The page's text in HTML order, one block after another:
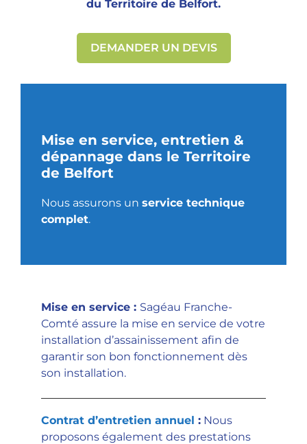
du Territoire de Belfort.
DEMANDER UN DEVIS
Mise en service, entretien &
dépannage dans le Territoire
de Belfort
Nous assurons un service technique
complet.
Mise en service : Sagéau Franche-
Comté assure la mise en service de votre
installation d’assainissement afin de
garantir son bon fonctionnement dès
son installation.
Contrat d’entretien annuel : Nous
proposons également des prestations